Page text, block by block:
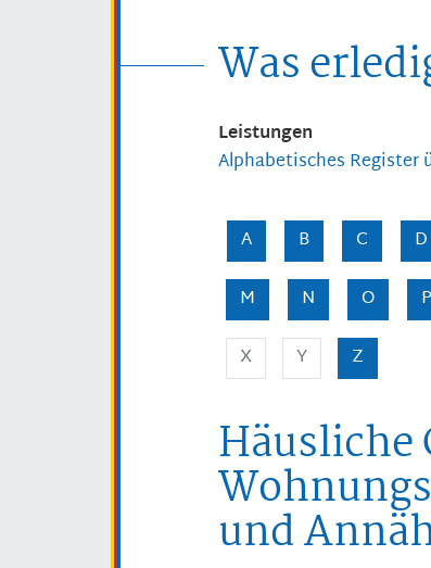
Was
Leistungen
Alphabetisches Register
A B C D
M
N O P
X
Y Z
Häusliche
und